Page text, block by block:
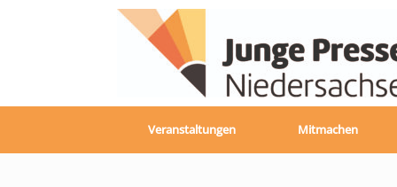
Veranstaltungen Mitmachen